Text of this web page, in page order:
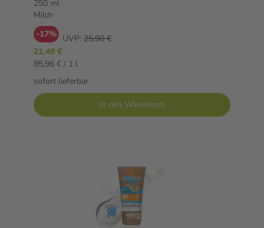
250 ml
Milch
-17% UVP: 25,90 €
21,49 €
85,96 € / 1 l
sofort lieferbar
In den Warenkorb